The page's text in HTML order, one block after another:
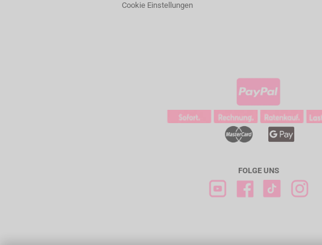
Cookie Einstellungen
FOLGE UNS